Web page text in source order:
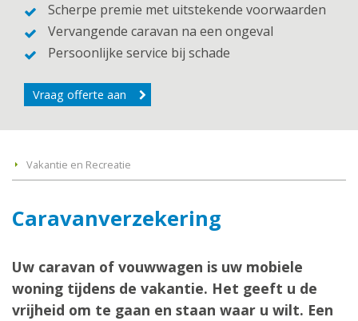
Scherpe premie met uitstekende voorwaarden
Vervangende caravan na een ongeval
Persoonlijke service bij schade
Vraag offerte aan
Vakantie en Recreatie
Caravanverzekering
Uw caravan of vouwwagen is uw mobiele
woning tijdens de vakantie. Het geeft u de
vrijheid om te gaan en staan waar u wilt. Een